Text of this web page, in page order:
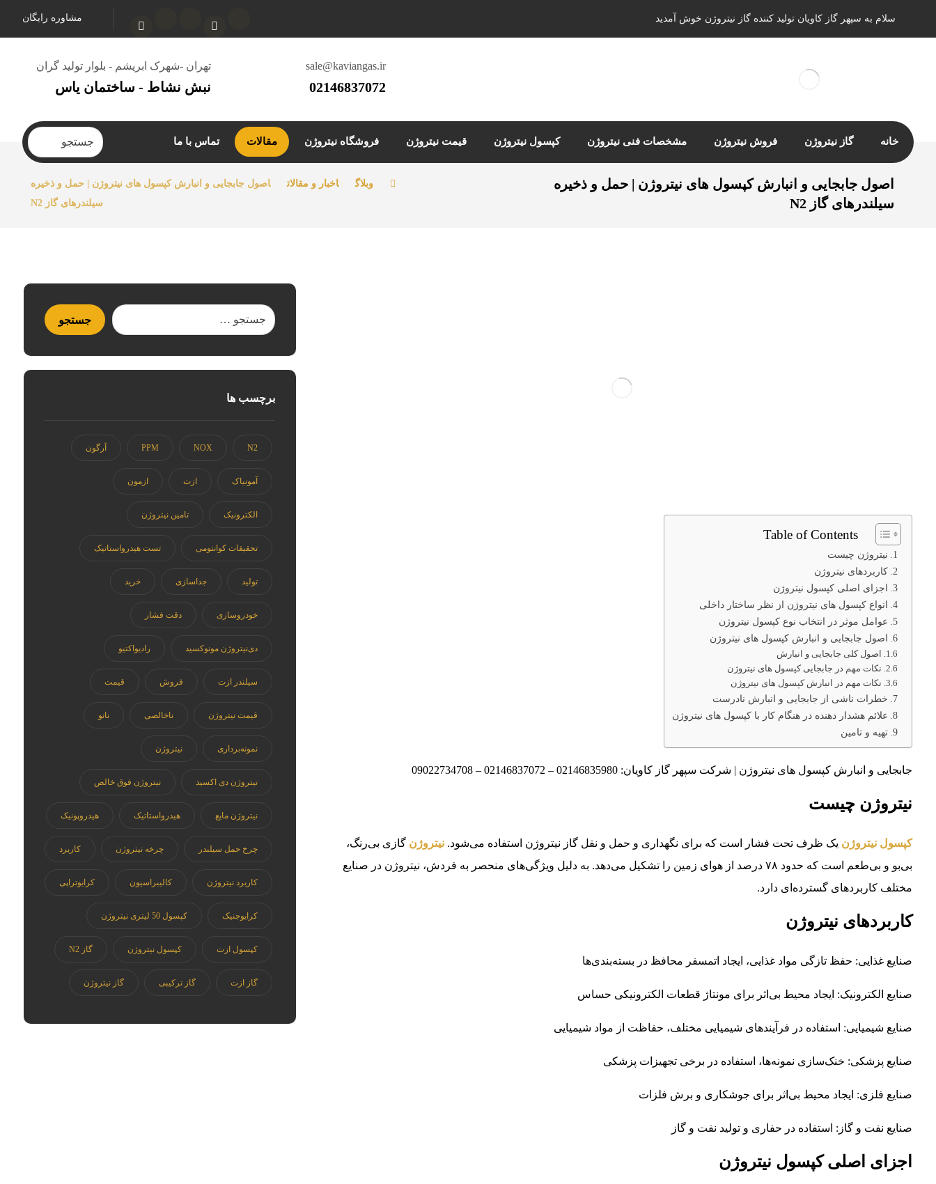
سلام به سپهر گاز کاویان تولید کننده گاز نیتروژن خوش آمدید مشاوره رایگان
تهران -شهرک ابریشم - بلوار تولید گران
نبش نشاط - ساختمان یاس
sale@kaviangas.ir
02146837072
خانه گاز نیتروژن فروش نیتروژن مشخصات فنی نیتروژن کپسول نیتروژن قیمت نیتروژن فروشگاه نیتروژن مقالات تماس با ما
اصول جابجایی و انبارش کپسول های نیتروژن | حمل و ذخیره
سیلندرهای گاز N2
وبلاگ اخبار و مقالات
اصول جابجایی و انبارش کپسول های نیتروژن | حمل و ذخیره
سیلندرهای گاز N2
Table of Contents
نیتروژن چیست
کاربردهای نیتروژن
اجزای اصلی کپسول نیتروژن
انواع کپسول های نیتروژن از نظر ساختار داخلی
عوامل موثر در انتخاب نوع کپسول نیتروژن
اصول جابجایی و انبارش کپسول های نیتروژن
اصول کلی جابجایی و انبارش
نکات مهم در جابجایی کپسول های نیتروژن
نکات مهم در انبارش کپسول های نیتروژن
خطرات ناشی از جابجایی و انبارش نادرست
علائم هشدار دهنده در هنگام کار با کپسول های نیتروژن
تهیه و تامین
جابجایی و انبارش کپسول های نیتروژن | شرکت سپهر گاز کاویان: 02146835980 – 02146837072 – 09022734708
نیتروژن چیست
کپسول نیتروژن یک ظرف تحت فشار است که برای نگهداری و حمل و نقل گاز نیتروژن استفاده می‌شود. نیتروژن گازی بی‌رنگ،
بی‌بو و بی‌طعم است که حدود ۷۸ درصد از هوای زمین را تشکیل می‌دهد. به دلیل ویژگی‌های منحصر به فردش، نیتروژن در صنایع
مختلف کاربردهای گسترده‌ای دارد.
کاربردهای نیتروژن
صنایع غذایی: حفظ تازگی مواد غذایی، ایجاد اتمسفر محافظ در بسته‌بندی‌ها
صنایع الکترونیک: ایجاد محیط بی‌اثر برای مونتاژ قطعات الکترونیکی حساس
صنایع شیمیایی: استفاده در فرآیندهای شیمیایی مختلف، حفاظت از مواد شیمیایی
صنایع پزشکی: خنک‌سازی نمونه‌ها، استفاده در برخی تجهیزات پزشکی
صنایع فلزی: ایجاد محیط بی‌اثر برای جوشکاری و برش فلزات
صنایع نفت و گاز: استفاده در حفاری و تولید نفت و گاز
اجزای اصلی کپسول نیتروژن
برچسب ها
N2
NOX
PPM آرگون
آمونیاک ازت ازمون
الکترونیک تامین نیتروژن
تحقیقات کوانتومی تست هیدرواستاتیک
تولید جداسازی خرید
خودروسازی دقت فشار
دی‌نیتروژن مونوکسید رادیواکتیو
سیلندر ازت فروش قیمت
قیمت نیتروژن ناخالصی نانو
نمونه‌برداری نیتروژن
نیتروژن دی اکسید نیتروژن فوق خالص
نیتروژن مایع هیدرواستاتیک هیدروپونیک
چرخ حمل سیلندر چرخه نیتروژن کاربرد
کاربرد نیتروژن کالیبراسیون کرایوتراپی
کرایوجنیک کپسول 50 لیتری نیتروژن
کپسول ازت کپسول نیتروژن گاز N2
گاز ازت گاز ترکیبی گاز نیتروژن